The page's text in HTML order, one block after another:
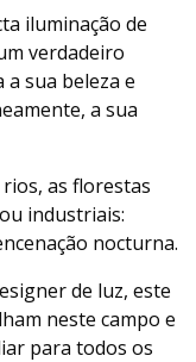
iluminação de
verdadeiro
sua beleza e
a sua
as florestas
industriais:
nocturna.
de luz, este
neste campo e
para todos os